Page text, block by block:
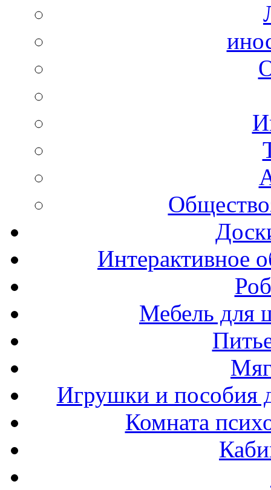
Интерактивное
Мебель для
Игрушки и пособия
Комната